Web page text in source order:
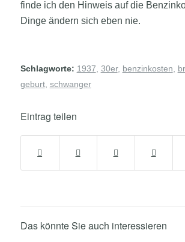
finde ich den Hinweis auf die
Dinge ändern sich eben nie.
Schlagworte: 1937 30er, benzinkosten
geburt, schwanger
Eintrag teilen
Das könnte Sie auch interessieren